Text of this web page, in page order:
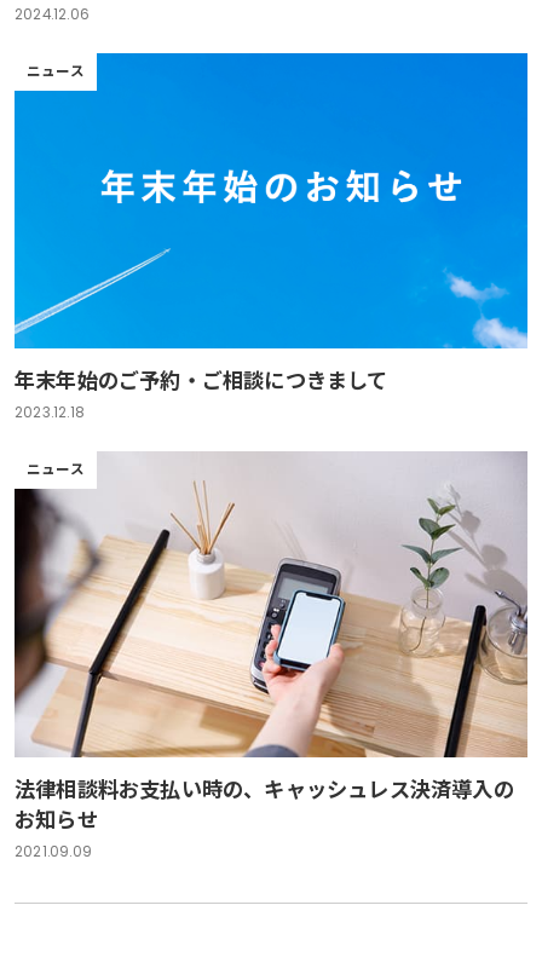
2024.12.06
ニュース
年末年始のご予約・ご相談につきまして
2023.12.18
ニュース
法律相談料お支払い時の、キャッシュレス決済導入の
お知らせ
2021.09.09